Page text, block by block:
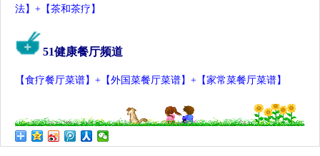
法】+【茶和茶疗 】
51健康餐厅频道
【食疗餐厅菜谱】+【外国菜餐厅菜谱】+【家常菜餐厅菜谱】